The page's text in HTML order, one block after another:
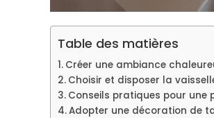
Table des matières
Créer une ambiance
Choisir et disposer la
Conseils pratiques pour une
Adopter une décoration de